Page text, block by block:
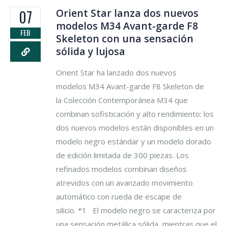
07
FEB
Orient Star lanza dos nuevos
modelos M34 Avant-garde F8
Skeleton con una sensación
sólida y lujosa
Orient Star ha lanzado dos nuevos
modelos M34 Avant-garde F8 Skeleton de
la Colección Contemporánea M34 que
combinan sofisticación y alto rendimiento: los
dos nuevos modelos están disponibles en un
modelo negro estándar y un modelo dorado
de edición limitada de 300 piezas. Los
refinados modelos combinan diseños
atrevidos con un avanzado movimiento
automático con rueda de escape de
silicio. *1 El modelo negro se caracteriza por
una sensación metálica sólida, mientras que el